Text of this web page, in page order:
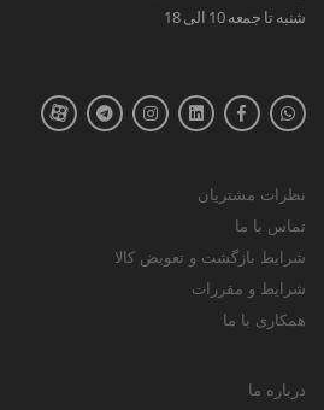
شنبه تا جمعه 10 الی 18
نظرات مشتریان
تماس با ما
شرایط بازگشت و تعویض کالا
شرایط و مقررات
همکاری با ما
درباره ما